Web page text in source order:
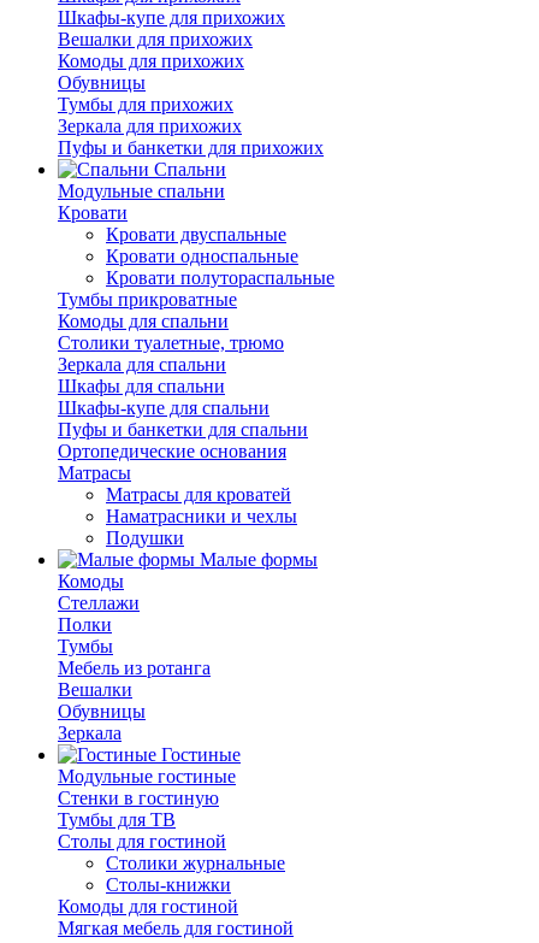
Шкафы-купе для прихожих
Вешалки для прихожих
Комоды для прихожих
Обувницы
Тумбы для прихожих
Зеркала для прихожих
Пуфы и банкетки для прихожих
Спальни
Модульные спальни
Кровати
Кровати двуспальные
Кровати односпальные
Кровати полутораспальные
Тумбы прикроватные
Комоды для спальни
Столики туалетные, трюмо
Зеркала для спальни
Шкафы для спальни
Шкафы-купе для спальни
Пуфы и банкетки для спальни
Ортопедические основания
Матрасы
Матрасы для кроватей
Наматрасники и чехлы
Подушки
Малые формы
Комоды
Стеллажи
Полки
Тумбы
Мебель из ротанга
Вешалки
Обувницы
Зеркала
Гостиные
Модульные гостиные
Стенки в гостиную
Тумбы для ТВ
Столы для гостиной
Столики журнальные
Столы-книжки
Комоды для гостиной
Мягкая мебель для гостиной